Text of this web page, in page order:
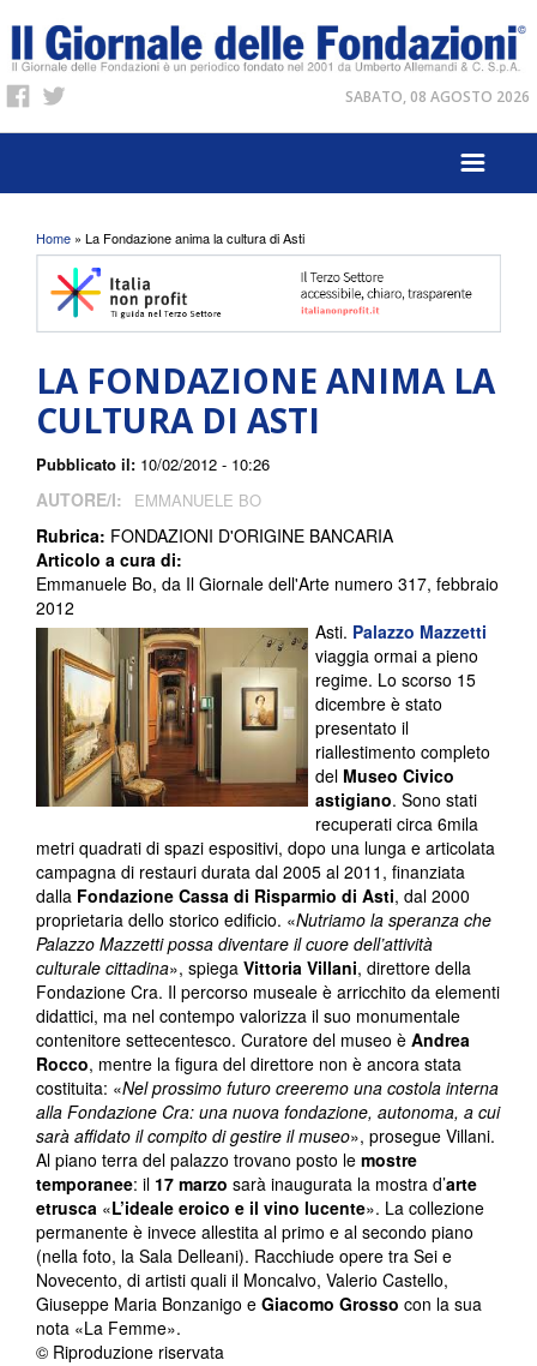
SABATO, 08 AGOSTO 2026
Tu sei qui
Home » La Fondazione anima la cultura di Asti
LA FONDAZIONE ANIMA LA
CULTURA DI ASTI
Pubblicato il: 10/02/2012 - 10:26
AUTORE/I: EMMANUELE BO
Rubrica: FONDAZIONI D'ORIGINE BANCARIA
Articolo a cura di:
Emmanuele Bo, da Il Giornale dell'Arte numero 317, febbraio
2012
Asti. Palazzo Mazzetti
viaggia ormai a pieno
regime. Lo scorso 15
dicembre è stato
presentato il
riallestimento completo
del Museo Civico
astigiano. Sono stati
recuperati circa 6mila
metri quadrati di spazi espositivi, dopo una lunga e articolata
campagna di restauri durata dal 2005 al 2011, finanziata
dalla Fondazione Cassa di Risparmio di Asti, dal 2000
proprietaria dello storico edificio. «Nutriamo la speranza che
Palazzo Mazzetti possa diventare il cuore dell’attività
culturale cittadina», spiega Vittoria Villani, direttore della
Fondazione Cra. Il percorso museale è arricchito da elementi
didattici, ma nel contempo valorizza il suo monumentale
contenitore settecentesco. Curatore del museo è Andrea
Rocco, mentre la figura del direttore non è ancora stata
costituita: «Nel prossimo futuro creeremo una costola interna
alla Fondazione Cra: una nuova fondazione, autonoma, a cui
sarà affidato il compito di gestire il museo», prosegue Villani.
Al piano terra del palazzo trovano posto le mostre
temporanee: il 17 marzo sarà inaugurata la mostra d’arte
etrusca «L’ideale eroico e il vino lucente». La collezione
permanente è invece allestita al primo e al secondo piano
(nella foto, la Sala Delleani). Racchiude opere tra Sei e
Novecento, di artisti quali il Moncalvo, Valerio Castello,
Giuseppe Maria Bonzanigo e Giacomo Grosso con la sua
nota «La Femme».
© Riproduzione riservata